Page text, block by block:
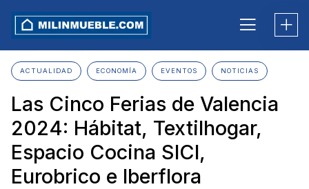
content
ACTUALIDAD ECONOMÍA EVENTOS NOTICIAS
Las Cinco Ferias de Valencia
2024: Hábitat, Textilhogar,
Espacio Cocina SICI,
Eurobrico e Iberflora